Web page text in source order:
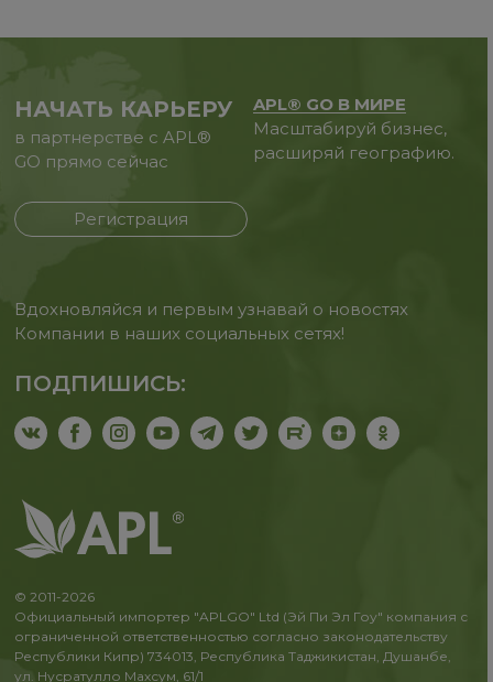
НАЧАТЬ КАРЬЕРУ
в партнерстве с APL®
GO прямо сейчас
Регистрация
APL® GO В МИРЕ
Масштабируй бизнес,
расширяй географию.
Вдохновляйся и первым узнавай о новостях
Компании в наших социальных сетях!
ПОДПИШИСЬ:
© 2011-2026
Официальный импортер "APLGO" Ltd (Эй Пи Эл Гоу" компания с
ограниченной ответственностью согласно законодательству
Республики Кипр) 734013, Республика Таджикистан, Душанбе,
ул. Нусратулло Махсум, 61/1